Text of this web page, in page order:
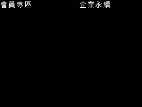
會員專區 企業永續